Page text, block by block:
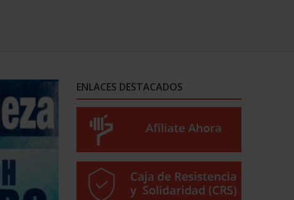
ENLACES DESTACADOS